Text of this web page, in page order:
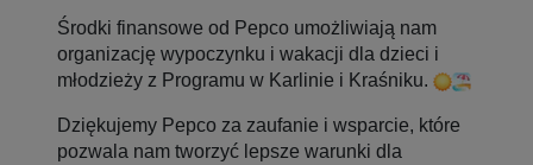
Środki finansowe od Pepco umożliwiają nam
organizację wypoczynku i wakacji dla dzieci i
młodzieży z Programu w Karlinie i Kraśniku.
Dziękujemy Pepco za zaufanie i wsparcie, które
pozwala nam tworzyć lepsze warunki dla